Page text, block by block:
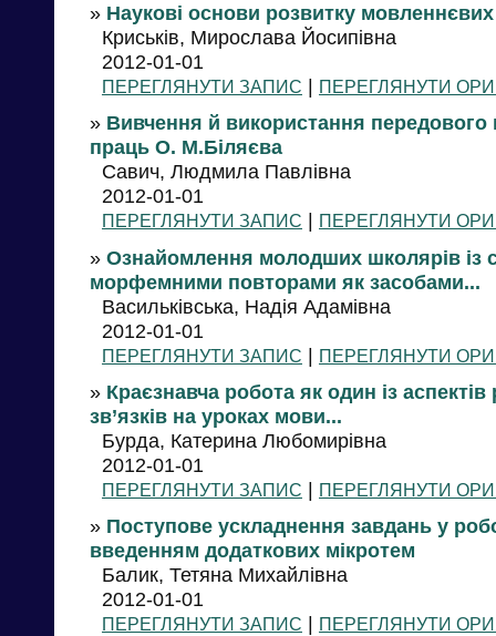
» Наукові основи розвитку
Криськів, Мирослава Йосипівна
2012-01-01
ПЕРЕГЛЯНУТИ ЗАПИС | ПЕРЕГЛЯНУТИ
» Вивчення й використання передового
праць О. М.Біляєва
Савич, Людмила Павлівна
2012-01-01
ПЕРЕГЛЯНУТИ ЗАПИС | ПЕРЕГЛЯНУТИ
» Ознайомлення молодших школярів із
морфемними повторами як засобами...
Васильківська, Надія Адамівна
2012-01-01
ПЕРЕГЛЯНУТИ ЗАПИС | ПЕРЕГЛЯНУТИ
» Краєзнавча робота як один із аспектів
зв’язків на уроках мови...
Бурда, Катерина Любомирівна
2012-01-01
ПЕРЕГЛЯНУТИ ЗАПИС | ПЕРЕГЛЯНУТИ
» Поступове ускладнення завдань у
введенням додаткових мікротем
Балик, Тетяна Михайлівна
2012-01-01
ПЕРЕГЛЯНУТИ ЗАПИС | ПЕРЕГЛЯНУТИ